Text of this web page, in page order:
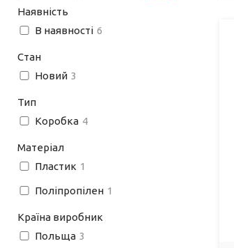
Наявність
В наявності 6
Стан
Новий 3
Тип
Коробка 4
Матеріал
Пластик 1
Поліпропілен 1
Країна виробник
Польща 3